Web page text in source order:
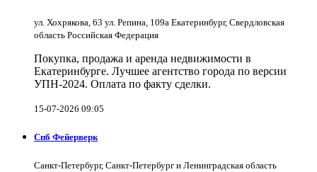
ул. Хохрякова, 63 ул. Репина, 109a Екатеринбург, Свердловская
область Российская Федерация
Покупка, продажа и аренда недвижимости в
Екатеринбурге. Лучшее агентство города по версии
УПН-2024. Оплата по факту сделки.
15-07-2026 09:05
Спб Фейерверк
Санкт-Петербург, Санкт-Петербург и Ленинградская область